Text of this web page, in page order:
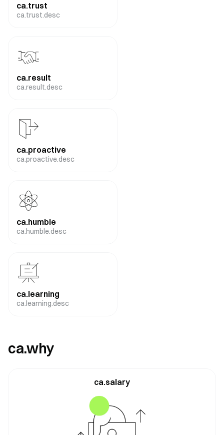
ca.trust
ca.trust.desc
ca.result
ca.result.desc
ca.proactive
ca.proactive.desc
ca.humble
ca.humble.desc
ca.learning
ca.learning.desc
ca.why
ca.salary